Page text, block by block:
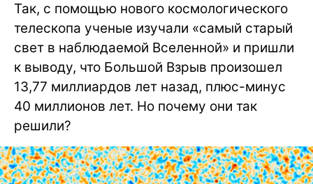
Так, с помощью нового космологического
телескопа ученые изучали «самый старый
свет в наблюдаемой Вселенной» и пришли
к выводу, что Большой Взрыв произошел
13,77 миллиардов лет назад, плюс-минус
40 миллионов лет. Но почему они так
решили?